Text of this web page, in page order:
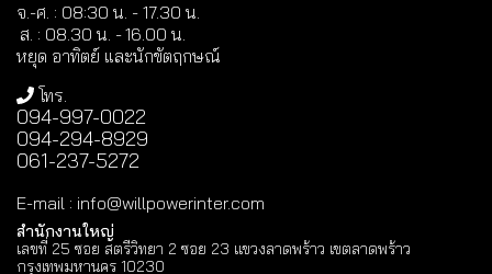
จ.-ศ. : 08:30 น. - 17.30 น.
ส. : 08.30 น. -16.00 น.
หยุด อาทิตย์ และนักขัตฤกษณ์
โทร.
094-997-0022
094-294-8929
061-237-5272
E-mail : info@willpowerinter.com
สำนักงานใหญ่
เลขที่ 25 ซอย สตรีวิทยา 2 ซอย 23 แขวงลาดพร้าว เขตลาดพร้าว
กรุงเทพมหานคร 10230